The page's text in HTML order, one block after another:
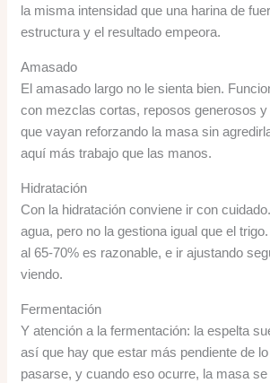
la misma intensidad que una harina de
estructura y el resultado empeora.
Amasado
El amasado largo no le sienta bien.
con mezclas cortas, reposos generosos
que vayan reforzando la masa sin
aquí más trabajo que las manos.
Hidratación
Con la hidratación conviene ir con
agua, pero no la gestiona igual que el
al 65-70% es razonable, e ir ajustando
viendo.
Fermentación
Y atención a la fermentación: la espelta
así que hay que estar más pendiente de
pasarse, y cuando eso ocurre, la masa